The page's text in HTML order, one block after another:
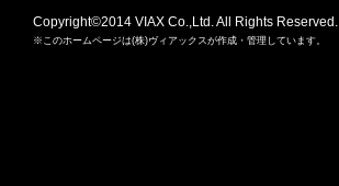
Copyright©2014 VIAX Co.,Ltd. All Rights Reserved.
※このホームページは(株)ヴィアックスが作成・管理しています。